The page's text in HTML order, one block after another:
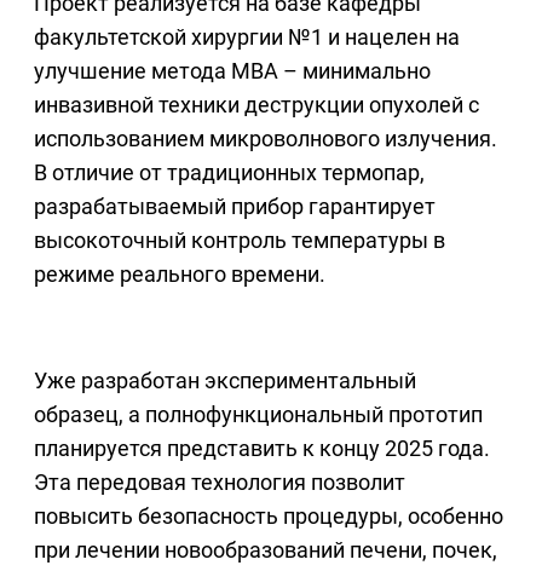
факультетской хирургии №1 и нацелен на
улучшение метода МВА – минимально
инвазивной техники деструкции опухолей с
использованием микроволнового излучения.
В отличие от традиционных термопар,
разрабатываемый прибор гарантирует
высокоточный контроль температуры в
режиме реального времени.
Уже разработан экспериментальный
образец, а полнофункциональный прототип
планируется представить к концу 2025 года.
Эта передовая технология позволит
повысить безопасность процедуры, особенно
при лечении новообразований печени, почек,